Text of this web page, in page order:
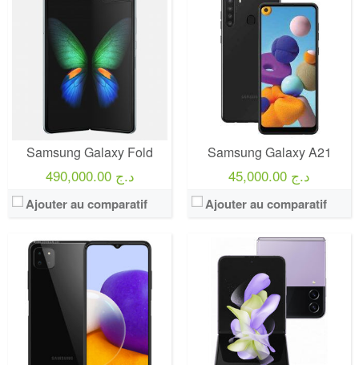
Samsung Galaxy Fold
490,000.00 د.ج
Ajouter au comparatif
Samsung Galaxy A21
45,000.00 د.ج
Ajouter au comparatif